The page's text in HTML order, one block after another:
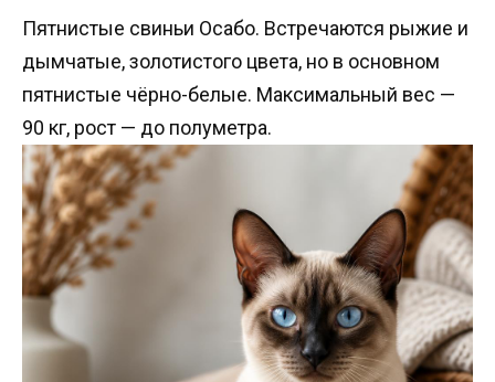
Пятнистые свиньи Осабо. Встречаются рыжие и
дымчатые, золотистого цвета, но в основном
пятнистые чёрно-белые. Максимальный вес —
90 кг, рост — до полуметра.